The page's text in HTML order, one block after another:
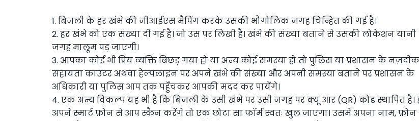
1. बिजली के हर खंभे की जीआईएस मैपिंग करके उसकी भौगोलिक जगह चिन्हित की गई है।
2. हर खंभे को एक संख्या दी गई है। जो उस पर लिखी है। खंभे की संख्या बताने से उसकी लोकेशन यानी
जगह मालूम पड़ जाएगी।
3. आपका कोई भी प्रिय व्यक्ति बिछड़ गया हो या अन्य कोई समस्या हो तो पुलिस या प्रशासन के
सहायता काउंटर अथवा हेल्पलाइन पर अपने खंभे की संख्या और अपनी समस्या बताने पर प्रशासन के
अधिकारी या पुलिस आप तक पहुँचकर आपकी मदद कर पायेंगे।
4. एक अन्य विकल्प यह भी है कि बिजली के उसी खंभे पर उसी जगह पर क्यू आर (QR) कोड स्थापित है।
अपने स्मार्ट फ़ोन से आप स्कैन करेंगे तो एक छोटा सा फॉर्म स्वतः खुल जाएगा। उसमें अपना नाम, फ़ोन